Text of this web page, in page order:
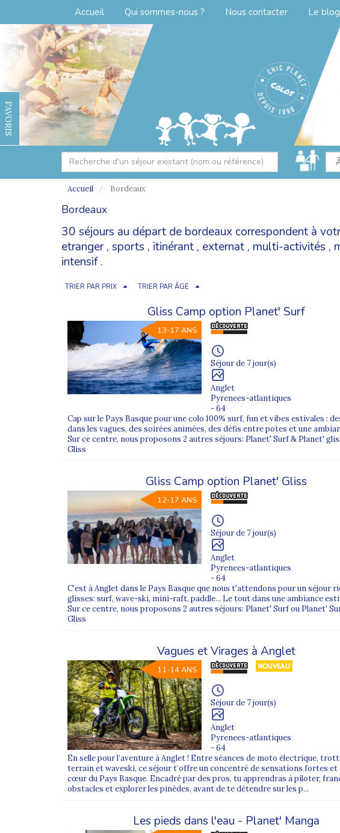
Accueil Qui sommes-nous ? Nous contacter Le blog
FAVORIS
Accueil Bordeaux
Bordeaux
30 séjours au départ de bordeaux correspondent à
etranger, sports , itinérant , externat , multi-activités ,
intensif.
TRIER PAR PRIX TRIER PAR ÂGE
Gliss Camp option Planet' Surf
13-17 ANS
Séjour de 7 jour(s)
Anglet
Pyrenees-atlantiques
- 64
Cap sur le Pays Basque pour une colo 100% surf, fun et vibes estivales :
dans les vagues, des soirées animées, des défis entre potes et une
Sur ce centre, nous proposons 2 autres séjours: Planet' Surf & Planet'
Gliss
Gliss Camp option Planet' Gliss
12-17 ANS
Séjour de 7 jour(s)
Anglet
Pyrenees-atlantiques
- 64
C'est à Anglet dans le Pays Basque que nous t'attendons pour un séjour
glisses: surf, wave-ski, mini-raft, paddle... Le tout dans une ambiance
Sur ce centre, nous proposons 2 autres séjours: Planet' Surf ou Planet'
Gliss
Vagues et Virages à Anglet
11-14 ANS
Séjour de 7 jour(s)
Anglet
Pyrenees-atlantiques
- 64
En selle pour l’aventure à Anglet ! Entre séances de moto électrique,
terrain et waveski, ce séjour t’offre un concentré de sensations fortes et
cœur du Pays Basque. Encadré par des pros, tu apprendras à piloter,
obstacles et explorer les pinèdes, avant de te détendre sur les p...
Les pieds dans l'eau - Planet' Manga